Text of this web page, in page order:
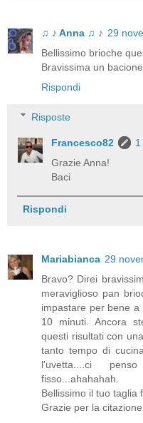
♫ ♪ Anna ♫ ♪ 29
Bellissimo brioche
Bravissima un
Rispondi
Risposte
Francesco82
Grazie Anna!
Baci
Rispondi
Mariabianca 29
Bravo? Direi
meraviglioso pan
impastare per bene
10 minuti. Ancora
questi risultati con
tanto tempo di
l'uvetta....ci
fisso...ahahahah.
Bellissimo il tuo taglia
Grazie per la